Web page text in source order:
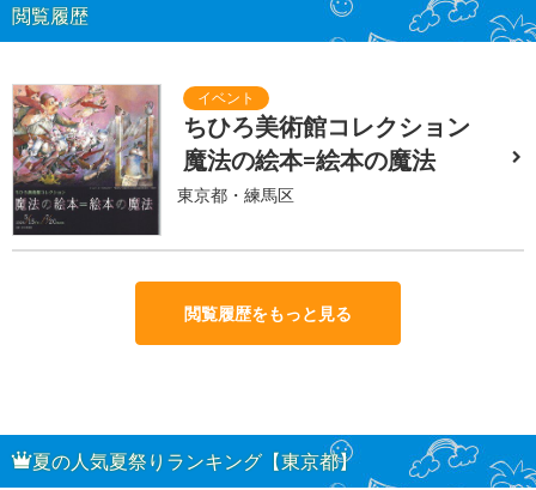
閲覧履歴
ちひろ美術館コレクション
魔法の絵本=絵本の魔法
東京都・練馬区
閲覧履歴をもっと見る
夏の人気夏祭りランキング【東京都】